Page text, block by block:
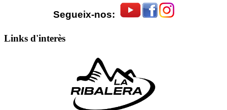
Segueix-nos:
Links d'interès